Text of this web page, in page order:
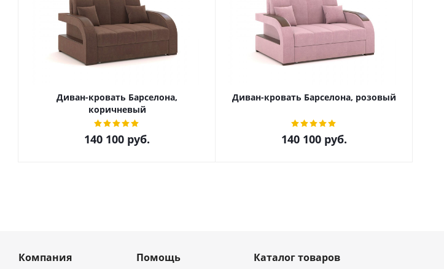
Диван-кровать Барселона,
коричневый
140 100 руб.
Диван-кровать Барселона, розовый
140 100 руб.
Компания Помощь Каталог товаров